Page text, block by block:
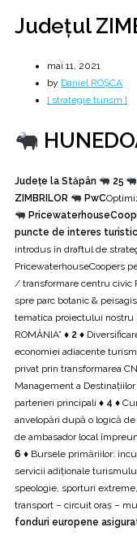
Județul
mai 11, 2021
by Daniel ROȘCA
[ strategie turism ]
Județe la Stăpân 25
ZIMBRILOR
PwC
puncte de interes
introdus în draftul de
PricewaterhouseCoopers
/ transformare centru civic
spre parc botanic &
tematica proiectului nostru
ROMÂNIA” ♦ 2 ♦
economiei adiacente
privat prin transformarea
Management a
parteneri principali ♦ 4 ♦
anvelopări după o logică
de ambasador local
6 ♦ Bursele primăriilor:
servicii adiționale
speologie, sporturi
transport – circuit oraș –
fonduri europene